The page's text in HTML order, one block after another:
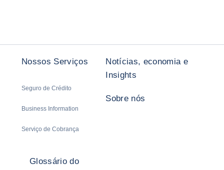
Nossos Serviços
Seguro de Crédito
Business Information
Serviço de Cobrança
Notícias, economia e
Insights
Sobre nós
Glossário do